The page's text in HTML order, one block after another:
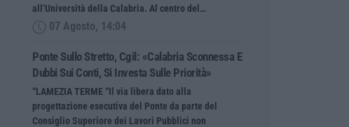
all’Università della Calabria. Al centro del…
07 Agosto, 14:04
Ponte Sullo Stretto, Cgil: «Calabria Sconnessa E
Dubbi Sui Conti, Si Investa Sulle Priorità»
“LAMEZIA TERME “Il via libera dato alla
progettazione esecutiva del Ponte da parte del
Consiglio Superiore dei Lavori Pubblici non